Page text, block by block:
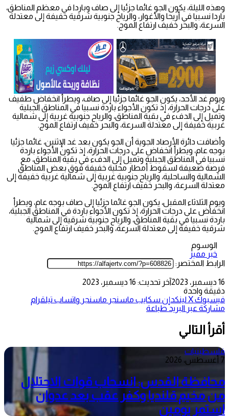
وهذه الليلة، يكون الجو غائما جزئيا إلى صاف وباردا في معظم المناطق،
باردا نسبيا في أريحا والأغوار، والرياح جنوبية شرقية خفيفة إلى معتدلة
السرعة، والبحر خفيف ارتفاع الموج.
ويوم غد الأحد، يكون الجو غائما جزئيا إلى صاف، ويطرأ انخفاض طفيف
على درجات الحرارة، إذ تكون الأجواء باردة نسبيا في المناطق الجبلية
وتميل إلى الدفء في بقية المناطق، والرياح جنوبية غربية إلى شمالية
غربية خفيفة إلى معتدلة السرعة، والبحر خفيف ارتفاع الموج.
وأضافت دائرة الأرصاد الجوية أن الجو يكون بعد غد الإثنين، غائما جزئيا
بوجه عام، ويطرأ انخفاض على درجات الحرارة، إذ تكون الأجواء باردة
نسبيا في المناطق الجبلية وتميل إلى الدفء في بقية المناطق، مع
فرصة ضعيفة لسقوط أمطار محلية خفيفة فوق بعض المناطق
الشمالية والساحلية، والرياح جنوبية غربية إلى شمالية غربية خفيفة إلى
معتدلة السرعة، والبحر خفيف ارتفاع الموج.
ويوم الثلاثاء المقبل، يكون الجو غائما جزئيا إلى صاف بوجه عام، ويطرأ
انخفاض على درجات الحرارة، إذ تكون الأجواء باردة في المناطق الجبلية،
باردة نسبيا في بقية المناطق، والرياح جنوبية شرقية إلى شمالية
شرقية خفيفة إلى معتدلة السرعة، والبحر خفيف ارتفاع الموج.
الوسوم
خبر مميز
الرابط المختصر:
16 ديسمبر، 2023
آخر تحديث: 16 ديسمبر، 2023
دقيقة واحدة
فيسبوك‫Xلينكدإن سكايب ماسنجر ماسنجر واتساب تيلقرام
مشاركة عبر البريد طباعة
أقرأ التالي
فلسطينيات
7 أغسطس، 2026
محافظة القدس: انسحاب قوات الاحتلال
من مخيم قلنديا وكفر عقب بعد عدوان
استمر يومين